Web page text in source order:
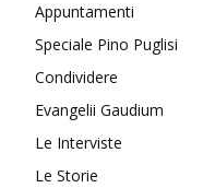
Appuntamenti
Speciale Pino Puglisi
Condividere
Evangelii Gaudium
Le Interviste
Le Storie